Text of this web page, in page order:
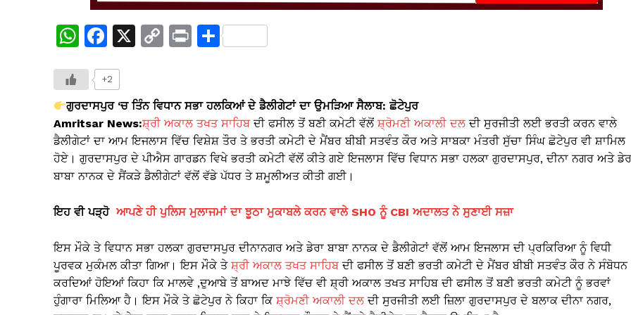
W
at
s
A
p
p
F
c
e
b
o
o
X
C
y
Li
n
k
Pr S
e
+2
ਗੁਰਦਾਸਪੁਰ ‘ਚ ਤਿੰਨ ਵਿਧਾਨ ਸਭਾ ਹਲਕਿਆਂ ਦੇ ਡੈਲੀਗੇਟਾਂ ਦਾ ਉਮੜਿਆ ਸੈਲਾਬ: ਛੋਟੇਪੁਰ
Amritsar News:ਸ਼੍ਰੀ ਅਕਾਲ ਤਖਤ ਸਾਹਿਬਦੀ ਫਸੀਲ ਤੋਂ ਬਣੀ ਕਮੇਟੀ ਵੱਲੋਂ ਸ਼੍ਰੋਮਣੀ ਅਕਾਲੀ ਦਲ ਦੀ ਸੁਰਜੀਤੀ ਲਈ ਭਰਤੀ ਕਰਨ ਵਾਲੇ
ਡੈਲੀਗੇਟਾਂ ਦਾ ਆਮ ਇਜਲਾਸ ਵਿੱਚ ਵਿਸ਼ੇਸ਼ ਤੌਰ ਤੇ ਭਰਤੀ ਕਮੇਟੀ ਦੇ ਮੈਂਬਰ ਬੀਬੀ ਸਤਵੰਤ ਕੌਰ ਅਤੇ ਸਾਬਕਾ ਮੰਤਰੀ ਸੁੱਚਾ ਸਿੰਘ ਛੋਟੇਪੁਰ ਵੀ ਸ਼ਾਮਿਲ
ਹੋਏ। ਗੁਰਦਾਸਪੁਰ ਦੇ ਪੀਐਸ ਗਾਰਡਨ ਵਿਖੇ ਭਰਤੀ ਕਮੇਟੀ ਵੱਲੋਂ ਕੀਤੇ ਗਏ ਇਜਲਾਸ ਵਿੱਚ ਵਿਧਾਨ ਸਭਾ ਹਲਕਾ ਗੁਰਦਾਸਪੁਰ, ਦੀਨਾ ਨਗਰ ਅਤੇ
ਬਾਬਾ ਨਾਨਕ ਦੇ ਸੈਂਕੜੇ ਡੈਲੀਗੇਟਾਂ ਵੱਲੋਂ ਵੱਡੇ ਪੱਧਰ ਤੇ ਸ਼ਮੂਲੀਅਤ ਕੀਤੀ ਗਈ।
ਇਹ ਵੀ ਪੜ੍ਹੋ ਆਪਣੇ ਹੀ ਪੁਲਿਸ ਮੁਲਾਜਮਾਂ ਦਾ ਝੂਠਾ ਮੁਕਾਬਲੇ ਕਰਨ ਵਾਲੇ SHO ਨੂੰ CBI ਅਦਾਲਤ ਨੇ ਸੁਣਾਈ ਸਜ਼ਾ
ਇਸ ਮੌਕੇ ਤੇ ਵਿਧਾਨ ਸਭਾ ਹਲਕਾ ਗੁਰਦਾਸਪੁਰ ਦੀਨਾਨਗਰ ਅਤੇ ਡੇਰਾ ਬਾਬਾ ਨਾਨਕ ਦੇ ਡੈਲੀਗੇਟਾਂ ਵੱਲੋਂ ਆਮ ਇਜਲਾਸ ਦੀ ਪ੍ਰਕਿਰਿਆ ਨੂੰ ਵਿਧੀ
ਪੂਰਵਕ ਮੁਕੰਮਲ ਕੀਤਾ ਗਿਆ। ਇਸ ਮੌਕੇ ਤੇ ਸ਼੍ਰੀ ਅਕਾਲ ਤਖਤ ਸਾਹਿਬਦੀ ਫਸੀਲ ਤੋਂ ਬਣੀ ਭਰਤੀ ਕਮੇਟੀ ਦੇ ਮੈਂਬਰ ਬੀਬੀ ਸਤਵੰਤ ਕੌਰ ਨੇ ਸੰਬੋਧਨ
ਕਰਦਿਆਂ ਹੋਇਆਂ ਕਿਹਾ ਕਿ ਮਾਲਵੇ ,ਦੁਆਬੇ ਤੋਂ ਬਾਅਦ ਮਾਝੇ ਵਿੱਚ ਵੀ ਸ਼੍ਰੀ ਅਕਾਲ ਤਖਤ ਸਾਹਿਬ ਦੀ ਫਸੀਲ ਤੋਂ ਬਣੀ ਭਰਤੀ ਕਮੇਟੀ ਨੂੰ ਭਰਵਾਂ
ਹੁੰਗਾਰਾ ਮਿਲਿਆ ਹੈ। ਇਸ ਮੌਕੇ ਤੇ ਛੋਟੇਪੁਰ ਨੇ ਕਿਹਾ ਕਿ ਸ਼੍ਰੋਮਣੀ ਅਕਾਲੀ ਦਲ ਦੀ ਸੁਰਜੀਤੀ ਲਈ ਜ਼ਿਲਾ ਗੁਰਦਾਸਪੁਰ ਦੇ ਬਲਾਕ ਦੀਨਾ ਨਗਰ,